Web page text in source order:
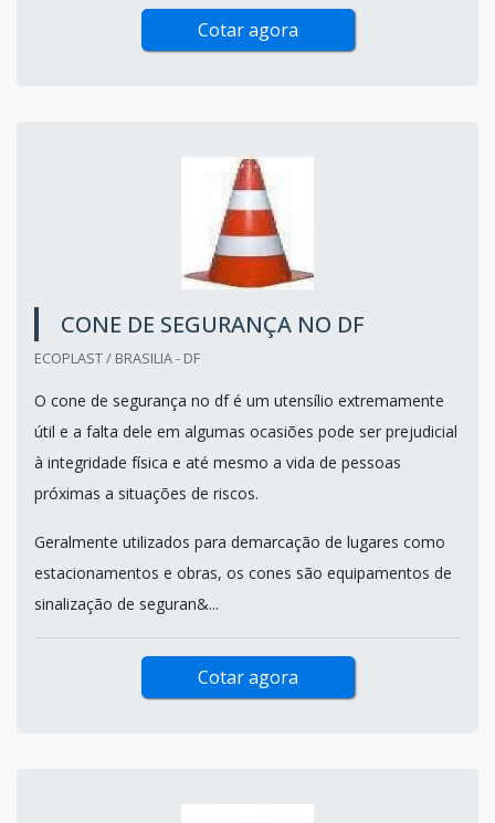
Cotar agora
CONE DE SEGURANÇA NO DF
ECOPLAST / BRASILIA - DF
O cone de segurança no df é um utensílio extremamente
útil e a falta dele em algumas ocasiões pode ser prejudicial
à integridade física e até mesmo a vida de pessoas
próximas a situações de riscos.
Geralmente utilizados para demarcação de lugares como
estacionamentos e obras, os cones são equipamentos de
sinalização de seguran&...
Cotar agora